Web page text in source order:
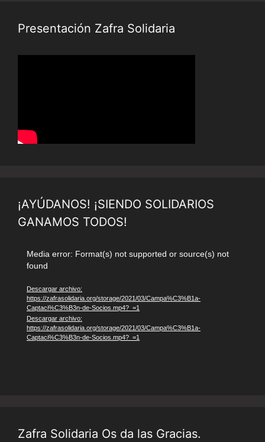
Presentación Zafra Solidaria
¡AYÚDANOS! ¡SIENDO SOLIDARIOS
GANAMOS TODOS!
Reproductor
de
vídeo
Media error: Format(s) not supported or source(s) not
found
Descargar archivo:
https://zafrasolidaria.org/storage/2021/03/Campa%C3%B1a-
Captaci%C3%B3n-de-Socios.mp4?_=1
Descargar archivo:
https://zafrasolidaria.org/storage/2021/03/Campa%C3%B1a-
Captaci%C3%B3n-de-Socios.mp4?_=1
Zafra Solidaria Os da las Gracias.